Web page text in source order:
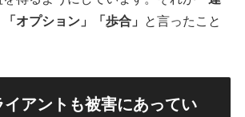
オプション」「歩合」
と言ったこと
イアントも被害にあってい